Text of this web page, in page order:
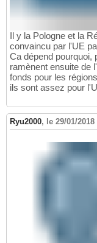
Il y la Pologne et la
convaincu par l'UE
Ca dépend pourquoi,
ramènent ensuite de
fonds pour les
ils sont assez pour
Ryu2000, le 29/01/